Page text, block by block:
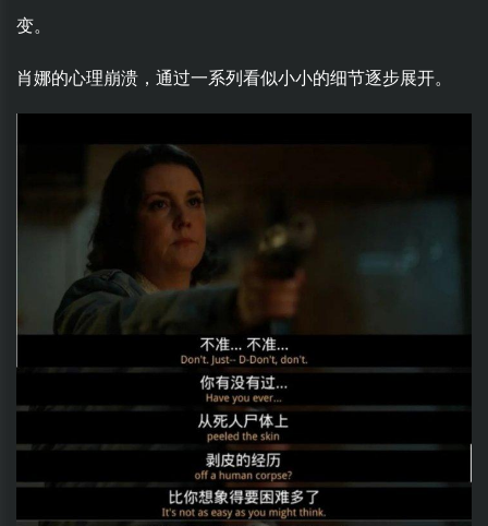
变。
肖娜的心理崩溃，通过一系列看似小小的细节逐步展开。